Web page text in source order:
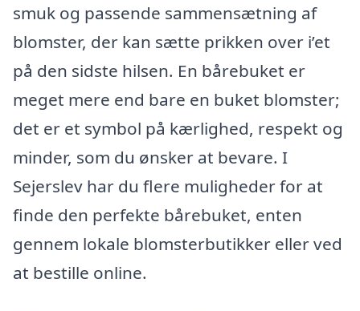
smuk og passende sammensætning af
blomster, der kan sætte prikken over i’et
på den sidste hilsen. En bårebuket er
meget mere end bare en buket blomster;
det er et symbol på kærlighed, respekt og
minder, som du ønsker at bevare. I
Sejerslev har du flere muligheder for at
finde den perfekte bårebuket, enten
gennem lokale blomsterbutikker eller ved
at bestille online.